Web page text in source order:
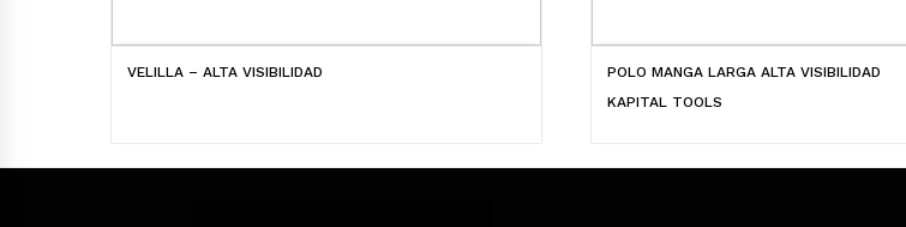
VELILLA – ALTA VISIBILIDAD
POLO MANGA LARGA ALTA VISIBILIDAD
KAPITAL TOOLS